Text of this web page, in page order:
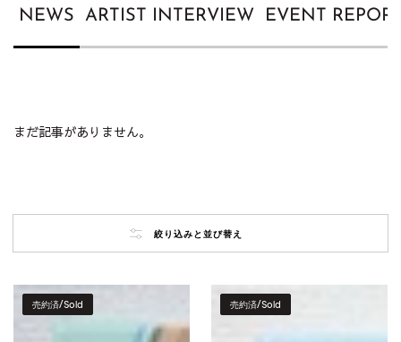
NEWS ARTIST INTERVIEW EVENT
まだ記事がありません。
絞り込みと並び替え
magic
売約済/Sold
思
い
売約済/Sold